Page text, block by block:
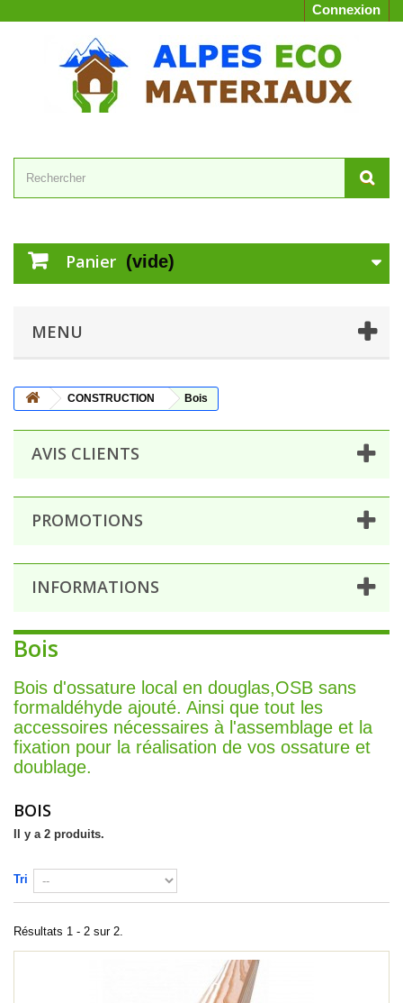
Connexion
Panier (vide)
MENU
CONSTRUCTION Bois
AVIS CLIENTS
PROMOTIONS
INFORMATIONS
Bois
Bois d'ossature local en douglas,OSB sans
formaldéhyde ajouté. Ainsi que tout les
accessoires nécessaires à l'assemblage et la
fixation pour la réalisation de vos ossature et
doublage.
BOIS
Il y a 2 produits.
Tri
Résultats 1 - 2 sur 2.